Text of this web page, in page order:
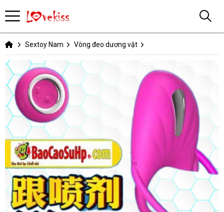
Sextoy Nam Vòng đeo dương vật